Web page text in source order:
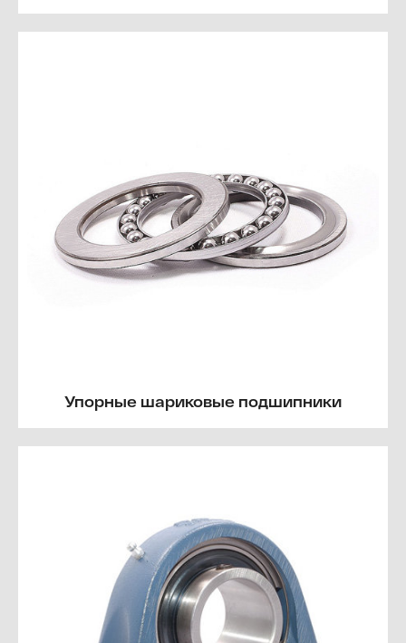
Упорные шариковые подшипники